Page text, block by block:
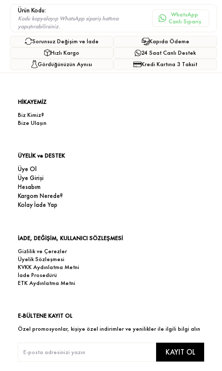
Ürün Kodu:
Kodu kopyalayıp WhatsApp sipariş hattına
yapıştırabilirsiniz.
WhatsApp
Canlı Sipariş
Sorunsuz Değişim ve İade
Hızlı Kargo
Gördüğünüzün Aynısı
Kapıda Ödeme
24 Saat Canlı Destek
Kredi Kartına 3 Taksit
HİKAYEMİZ
Biz Kimiz?
Bize Ulaşın
ÜYELİK ve DESTEK
Üye Ol
Üye Girişi
Hesabım
Kargom Nerede?
Kolay İade Yap
İADE, DEĞİŞİM, KULLANICI SÖZLEŞMESİ
Gizlilik ve Çerezler
Üyelik Sözleşmesi
KVKK Aydınlatma Metni
İade Prosedürü
ETK Aydınlatma Metni
E-BÜLTENE KAYIT OL
Özel promosyonlar, kişiye özel indirimler ve yenilikler ile ilgili bilgi alın
KAYIT OL